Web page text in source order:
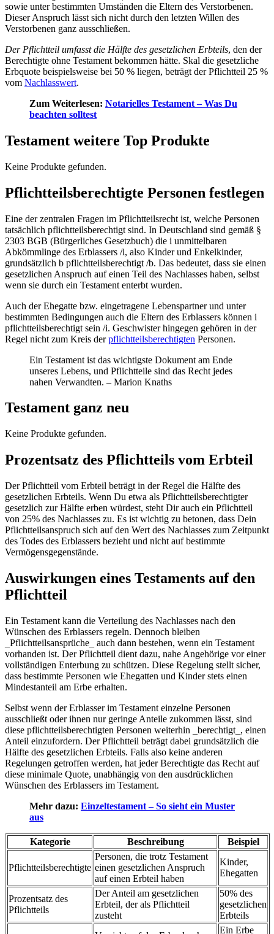
sowie unter bestimmten Umständen die Eltern des Verstorbenen.
Dieser Anspruch lässt sich nicht durch den letzten Willen des
Verstorbenen ganz ausschließen.
Der Pflichtteil umfasst die Hälfte des gesetzlichen Erbteils, den der
Berechtigte ohne Testament bekommen hätte. Skal die gesetzliche
Erbquote beispielsweise bei 50 % liegen, beträgt der Pflichtteil 25 %
vom Nachlasswert.
Zum Weiterlesen: Notarielles Testament – Was Du
beachten solltest
Testament weitere Top Produkte
Keine Produkte gefunden.
Pflichtteilsberechtigte Personen festlegen
Eine der zentralen Fragen im Pflichtteilsrecht ist, welche Personen
tatsächlich pflichtteilsberechtigt sind. In Deutschland sind gemäß §
2303 BGB (Bürgerliches Gesetzbuch) die i unmittelbaren
Abkömmlinge des Erblassers /i, also Kinder und Enkelkinder,
grundsätzlich b pflichtteilsberechtigt /b. Das bedeutet, dass sie einen
gesetzlichen Anspruch auf einen Teil des Nachlasses haben, selbst
wenn sie durch ein Testament enterbt wurden.
Auch der Ehegatte bzw. eingetragene Lebenspartner und unter
bestimmten Bedingungen auch die Eltern des Erblassers können i
pflichtteilsberechtigt sein /i. Geschwister hingegen gehören in der
Regel nicht zum Kreis derpflichtteilsberechtigten Personen.
Ein Testament ist das wichtigste Dokument am Ende
unseres Lebens, und Pflichtteile sind das Recht jedes
nahen Verwandten. – Marion Knaths
Testament ganz neu
Keine Produkte gefunden.
Prozentsatz des Pflichtteils vom Erbteil
Der Pflichtteil vom Erbteil beträgt in der Regel die Hälfte des
gesetzlichen Erbteils. Wenn Du etwa als Pflichtteilsberechtigter
gesetzlich zur Hälfte erben würdest, steht Dir auch ein Pflichtteil
von 25% des Nachlasses zu. Es ist wichtig zu betonen, dass Dein
Pflichtteilsanspruch sich auf den Wert des Nachlasses zum Zeitpunkt
des Todes des Erblassers bezieht und nicht auf bestimmte
Vermögensgegenstände.
Auswirkungen eines Testaments auf den
Pflichtteil
Ein Testament kann die Verteilung des Nachlasses nach den
Wünschen des Erblassers regeln. Dennoch bleiben
_Pflichtteilsansprüche_ auch dann bestehen, wenn ein Testament
vorhanden ist. Der Pflichtteil dient dazu, nahe Angehörige vor einer
vollständigen Enterbung zu schützen. Diese Regelung stellt sicher,
dass bestimmte Personen wie Ehegatten und Kinder stets einen
Mindestanteil am Erbe erhalten.
Selbst wenn der Erblasser im Testament einzelne Personen
ausschließt oder ihnen nur geringe Anteile zukommen lässt, sind
diese pflichtteilsberechtigten Personen weiterhin _berechtigt_, einen
Anteil einzufordern. Der Pflichtteil beträgt dabei grundsätzlich die
Hälfte des gesetzlichen Erbteils. Falls also keine anderen
Regelungen getroffen werden, hat jeder Berechtigte das Recht auf
diese minimale Quote, unabhängig von den ausdrücklichen
Wünschen des Erblassers im Testament.
Mehr dazu: Einzeltestament – So sieht ein Muster
aus
Kategorie Beschreibung Beispiel
Pflichtteilsberechtigte
Personen, die trotz Testament
einen gesetzlichen Anspruch
auf einen Erbteil haben
Kinder,
Ehegatten
Prozentsatz des
Pflichtteils
Der Anteil am gesetzlichen
Erbteil, der als Pflichtteil
zusteht
50% des
gesetzlichen
Erbteils
Ein Erbe